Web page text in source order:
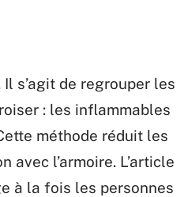
s’agit de regrouper les
: les inflammables
méthode réduit les
l’armoire. L’article
à la fois les personnes